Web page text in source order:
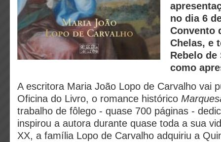
no dia 6
Convento
Chelas, e
Rebelo de
como
A escritora Maria João Lopo de Carvalho vai
Oficina do Livro, o romance histórico
trabalho de fôlego - quase 700 páginas -
inspirou a autora durante quase toda a sua
XX, a família Lopo de Carvalho adquiriu a